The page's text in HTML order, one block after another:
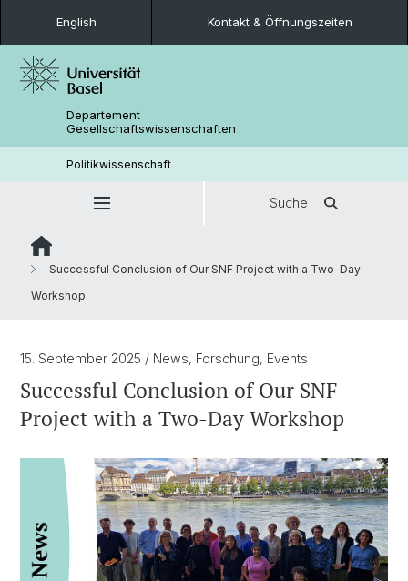
English Kontakt & Öffnungszeiten
Departement
Gesellschaftswissenschaften
Politikwissenschaft
Suche
Successful Conclusion of Our SNF Project with a Two-Day
Workshop
15. September 2025 / News, Forschung, Events
Successful Conclusion of Our SNF
Project with a Two-Day Workshop